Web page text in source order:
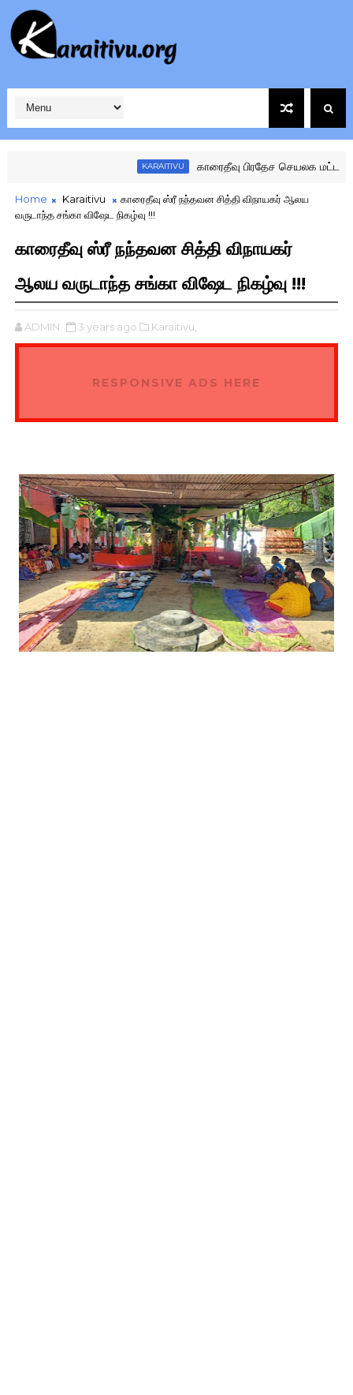
KARAITIVU காரைதீவு பிரதேச செயலக மட்ட
Home Karaitivu
காரைதீவு ஸ்ரீ நந்தவன சித்தி விநாயகர் ஆலய
வருடாந்த சங்கா விஷேட நிகழ்வு !!!
காரைதீவு ஸ்ரீ நந்தவன சித்தி விநாயகர்
ஆலய வருடாந்த சங்கா விஷேட நிகழ்வு !!!
ADMIN 3 years ago Karaitivu,
RESPONSIVE ADS HERE